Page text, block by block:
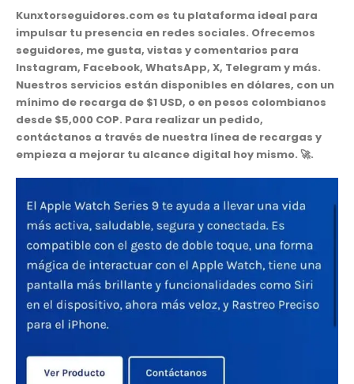
Kunxtorseguidores.com es tu plataforma ideal para
impulsar tu presencia en redes sociales. Ofrecemos
seguidores, me gusta, vistas y comentarios para
Instagram, Facebook, WhatsApp, X, Telegram y más.
Nuestros servicios están disponibles en dólares, con un
mínimo de recarga de $1 USD, o en pesos colombianos
desde $5,000 COP. Para realizar un pedido,
contáctanos a través de nuestra línea de recargas y
empieza a mejorar tu alcance digital hoy mismo. 🚀.